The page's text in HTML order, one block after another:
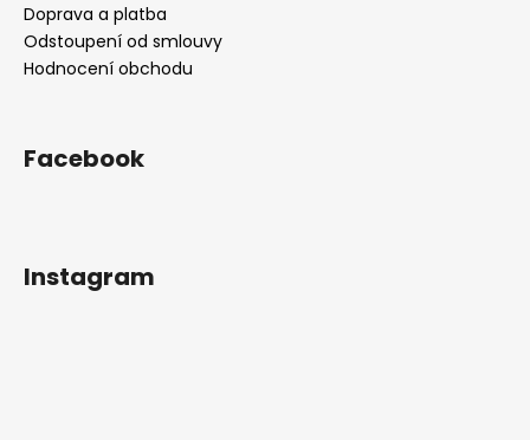
Doprava a platba
Odstoupení od smlouvy
Hodnocení obchodu
Facebook
Instagram